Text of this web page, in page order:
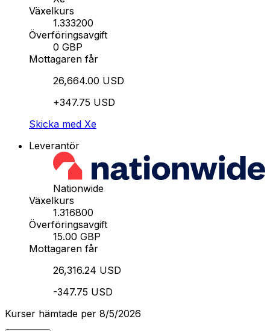
Växelkurs
1.333200
Överföringsavgift
0 GBP
Mottagaren får
26,664.00 USD
+347.75 USD
Skicka med Xe
Leverantör
Nationwide
Växelkurs
1.316800
Överföringsavgift
15.00 GBP
Mottagaren får
26,316.24 USD
-347.75 USD
Kurser hämtade per 8/5/2026